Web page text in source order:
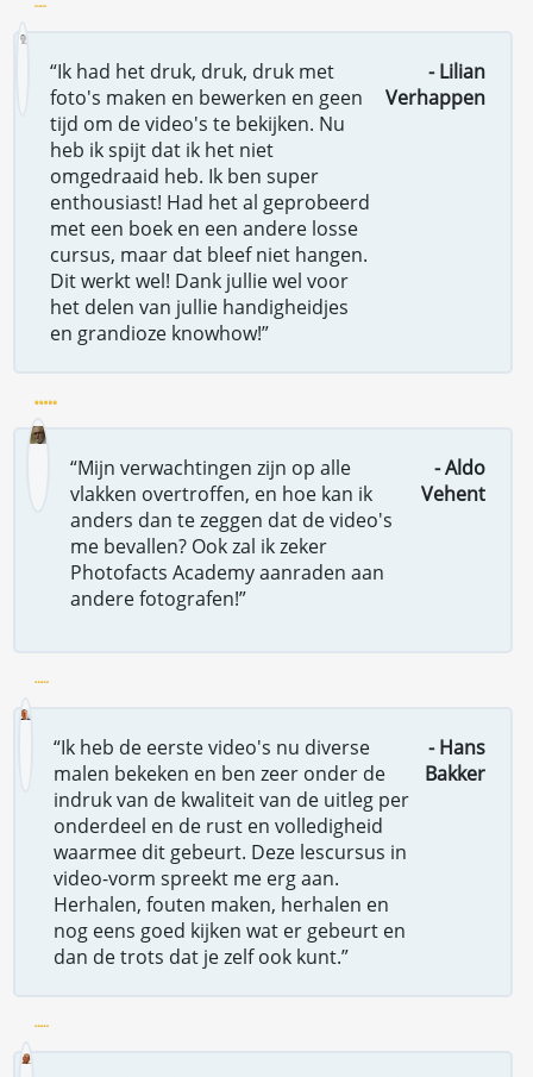
“Ik had het druk, druk, druk met
foto's maken en bewerken en geen
tijd om de video's te bekijken. Nu
heb ik spijt dat ik het niet
omgedraaid heb. Ik ben super
enthousiast! Had het al geprobeerd
met een boek en een andere losse
cursus, maar dat bleef niet hangen.
Dit werkt wel! Dank jullie wel voor
het delen van jullie handigheidjes
en grandioze knowhow!”
- Lilian
Verhappen
“Mijn verwachtingen zijn op alle
vlakken overtroffen, en hoe kan ik
anders dan te zeggen dat de video's
me bevallen? Ook zal ik zeker
Photofacts Academy aanraden aan
andere fotografen!”
- Aldo
Vehent
“Ik heb de eerste video's nu diverse
malen bekeken en ben zeer onder de
indruk van de kwaliteit van de uitleg per
onderdeel en de rust en volledigheid
waarmee dit gebeurt. Deze lescursus in
video-vorm spreekt me erg aan.
Herhalen, fouten maken, herhalen en
nog eens goed kijken wat er gebeurt en
dan de trots dat je zelf ook kunt.”
- Hans
Bakker